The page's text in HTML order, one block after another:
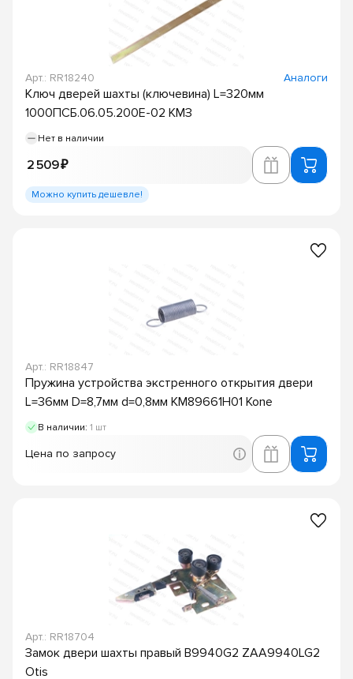
Арт.: RR18240 Аналоги
Ключ дверей шахты (ключевина) L=320мм
1000ПСБ.06.05.200Е-02 КМЗ
Нет в наличии
2 509 ₽
Можно купить дешевле!
Арт.: RR18847
Пружина устройства экстренного открытия двери
L=36мм D=8,7мм d=0,8мм KM89661H01 Kone
В наличии: 1 шт
Цена по запросу
Арт.: RR18704
Замок двери шахты правый B9940G2 ZAA9940LG2
Otis